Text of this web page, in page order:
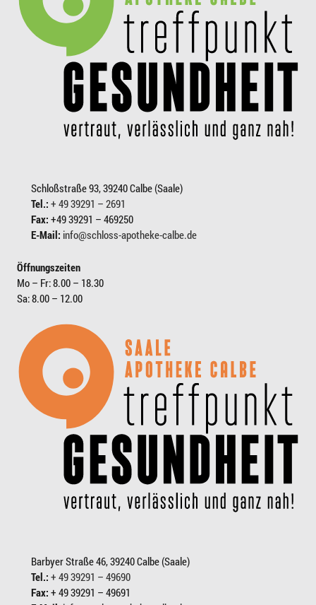
Schloßstraße 93, 39240 Calbe (Saale)
Tel.: + 49 39291 – 2691
Fax: +49 39291 – 469250
E-Mail: info@schloss-apotheke-calbe.de
Öffnungszeiten
Mo – Fr: 8.00 – 18.30
Sa: 8.00 – 12.00
Barbyer Straße 46, 39240 Calbe (Saale)
Tel.: + 49 39291 – 49690
Fax: + 49 39291 – 49691